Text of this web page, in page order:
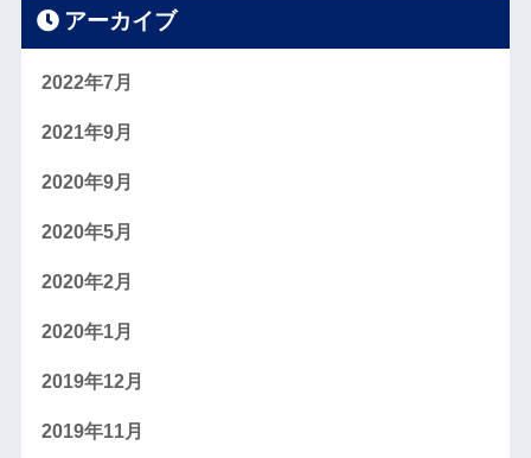
アーカイブ
2022年7月
2021年9月
2020年9月
2020年5月
2020年2月
2020年1月
2019年12月
2019年11月